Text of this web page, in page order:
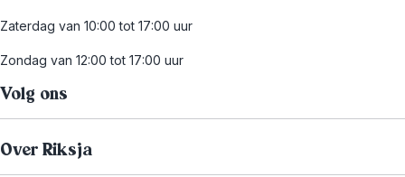
Zaterdag van 10:00 tot 17:00 uur
Zondag van 12:00 tot 17:00 uur
Volg ons
Over Riksja